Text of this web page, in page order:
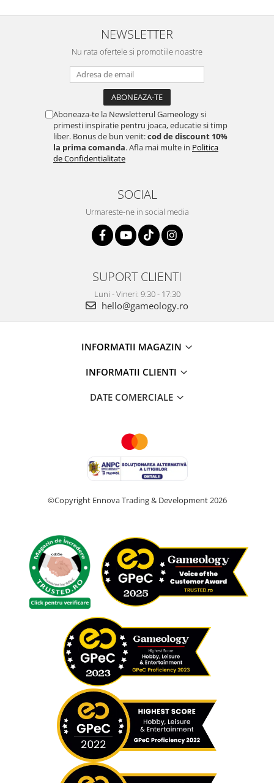
NEWSLETTER
Nu rata ofertele si promotiile noastre
Aboneaza-te la Newsletterul Gameology si
primesti inspiratie pentru joaca, educatie si timp
liber. Bonus de bun venit:cod de discount 10%
la prima comanda. Afla mai multe in Politica
de Confidentialitate
SOCIAL
Urmareste-ne in social media
SUPORT CLIENTI
Luni - Vineri: 9:30 - 17:30
hello@gameology.ro
INFORMATII MAGAZIN
INFORMATII CLIENTI
DATE COMERCIALE
©Copyright Ennova Trading & Development 2026